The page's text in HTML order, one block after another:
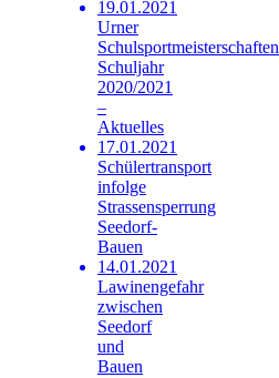
19.01.2021
Urner
Schulsportmeisterschaften
Schuljahr
2020/2021
–
Aktuelles
17.01.2021
Schülertransport
infolge
Strassensperrung
Seedorf-
Bauen
14.01.2021
Lawinengefahr
zwischen
Seedorf
und
Bauen